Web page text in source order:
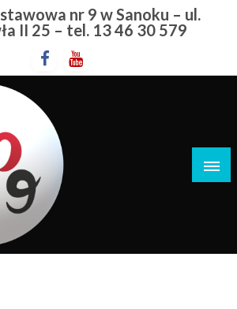
nr 9 w Sanoku – ul.
II 25 – tel. 13 46 30 579